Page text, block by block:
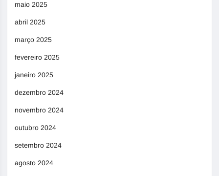
maio 2025
abril 2025
março 2025
fevereiro 2025
janeiro 2025
dezembro 2024
novembro 2024
outubro 2024
setembro 2024
agosto 2024